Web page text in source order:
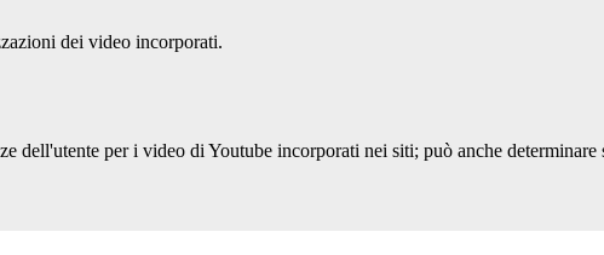
dei video incorporati.
dell'utente per i video di Youtube incorporati nei siti; può anche